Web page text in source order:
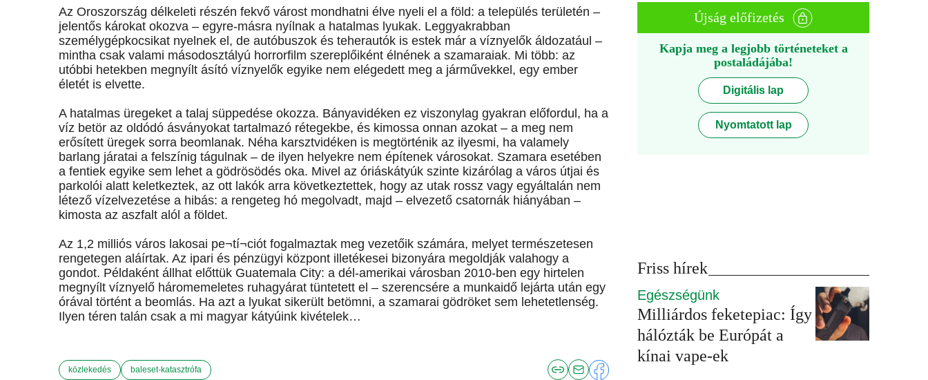
Az Oroszország délkeleti részén fekvő várost mondhatni élve nyeli el a föld: a település területén –
jelentős károkat okozva – egyre-másra nyílnak a hatalmas lyukak. Leggyakrabban
személygépkocsikat nyelnek el, de autóbuszok és teherautók is estek már a víznyelők áldozatául –
mintha csak valami másodosztályú horrorfilm szereplőiként élnének a szamaraiak. Mi több: az
utóbbi hetekben megnyílt ásító víznyelők egyike nem elégedett meg a járművekkel, egy ember
életét is elvette.
A hatalmas üregeket a talaj süppedése okozza. Bányavidéken ez viszonylag gyakran előfordul, ha a
víz betör az oldódó ásványokat tartalmazó rétegekbe, és kimossa onnan azokat – a meg nem
erősített üregek sorra beomlanak. Néha karsztvidéken is megtörténik az ilyesmi, ha valamely
barlang járatai a felszínig tágulnak – de ilyen helyekre nem építenek városokat. Szamara esetében
a fentiek egyike sem lehet a gödrösödés oka. Mivel az óriáskátyúk szinte kizárólag a város útjai és
parkolói alatt keletkeztek, az ott lakók arra következtettek, hogy az utak rossz vagy egyáltalán nem
létező vízelvezetése a hibás: a rengeteg hó megolvadt, majd – elvezető csatornák hiányában –
kimosta az aszfalt alól a földet.
Az 1,2 milliós város lakosai pe¬tí¬ciót fogalmaztak meg vezetőik számára, melyet természetesen
rengetegen aláírtak. Az ipari és pénzügyi központ illetékesei bizonyára megoldják valahogy a
gondot. Példaként állhat előttük Guatemala City: a dél-amerikai városban 2010-ben egy hirtelen
megnyílt víznyelő háromemeletes ruhagyárat tüntetett el – szerencsére a munkaidő lejárta után egy
órával történt a beomlás. Ha azt a lyukat sikerült betömni, a szamarai gödröket sem lehetetlenség.
Ilyen téren talán csak a mi magyar kátyúink kivételek…
közlekedés baleset-katasztrófa
Újság előfizetés
Kapja meg a legjobb történeteket a
postaládájába!
Digitális lap
Nyomtatott lap
Friss hírek
Egészségünk
Milliárdos feketepiac: Így
hálózták be Európát a
kínai vape-ek